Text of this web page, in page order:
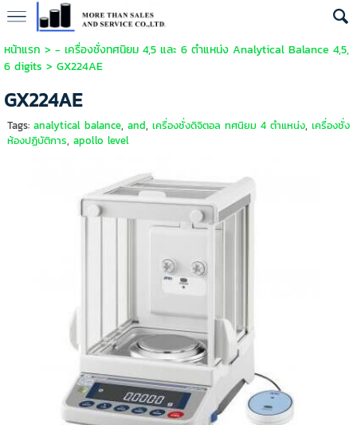
หน้าแรก > - เครื่องชั่งทศนิยม 4,5 และ 6 ตำแหน่ง Analytical Balance 4,5,
6 digits > GX224AE
GX224AE
Tags: analytical balance, and, เครื่องชั่งดิจิตอล ทศนิยม 4 ตำแหน่ง, เครื่องชั่ง
ห้องปฏิบัติการ, apollo level